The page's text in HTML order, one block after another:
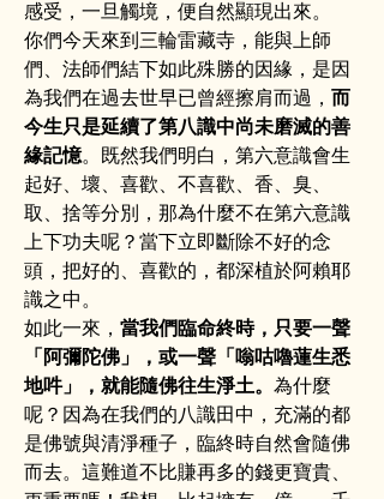
感受，一旦觸境，便自然顯現出來。
你們今天來到三輪雷藏寺，能與上師
們、法師們結下如此殊勝的因緣，是因
為我們在過去世早已曾經擦肩而過， 而
今生只是延續了第八識中尚未磨滅的善
緣記憶。既然我們明白，第六意識會生
起好、壞、喜歡、不喜歡、香、臭、
取、捨等分別，那為什麼不在第六意識
上下功夫呢？當下立即斷除不好的念
頭，把好的、喜歡的，都深植於阿賴耶
識之中。
如此一來， 當我們臨命終時，只要一聲
「阿彌陀佛」，或一聲「嗡咕嚕蓮生悉
地吽」，就能隨佛往生淨土。 為什麼
呢？因為在我們的八識田中，充滿的都
是佛號與清淨種子，臨終時自然會隨佛
而去。這難道不比賺再多的錢更寶貴、